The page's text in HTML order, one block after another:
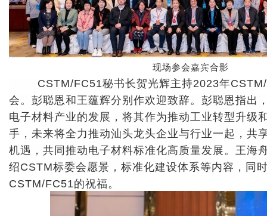
现场参会嘉宾合影
CSTM/FC51的祝福。